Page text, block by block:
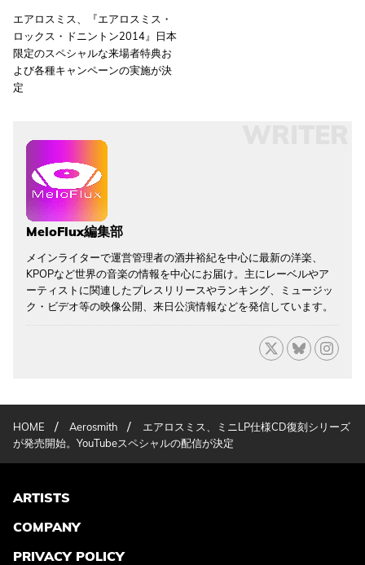
エアロスミス、『エアロスミス・
ロックス・ドニントン2014』日本
限定のスペシャルな来場者特典お
よび各種キャンペーンの実施が決
定
MeloFlux編集部
メインライターで運営管理者の酒井裕紀を中心に最新の洋楽、
KPOPなど世界の音楽の情報を中心にお届け。主にレーベルやア
ーティストに関連したプレスリリースやランキング、ミュージッ
ク・ビデオ等の映像公開、来日公演情報などを発信しています。
HOME / Aerosmith /
エアロスミス、ミニLP仕様CD復刻シリーズ
が発売開始。YouTubeスペシャルの配信が決定
ARTISTS
COMPANY
PRIVACY POLICY